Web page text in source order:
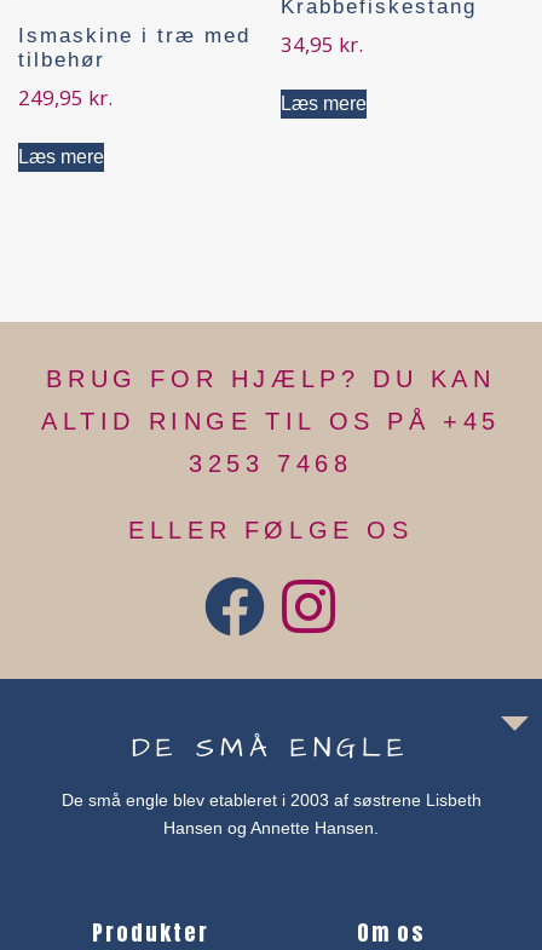
Ismaskine i træ med
tilbehør
249,95 kr.
Læs mere
Krabbefiskestang
34,95 kr.
Læs mere
BRUG FOR HJÆLP? DU KAN
ALTID RINGE TIL OS PÅ +45
3253 7468
ELLER FØLGE OS
DE SMÅ ENGLE
De små engle blev etableret i 2003 af søstrene Lisbeth
Hansen og Annette Hansen.
Produkter Om os